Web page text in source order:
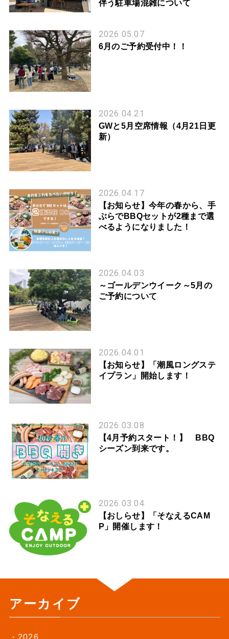
伴う駐車場混雑について
2026.05.07
6月のご予約受付中！！
2026.04.21
GWと5月空席情報（4月21日更
新）
2026.04.17
【お知らせ】今年の春から、手
ぶらでBBQセットが2種まで選
べるようになりました！
2026.04.03
～ゴールデンウイーク～5月の
ご予約について
2026.04.01
【お知らせ】「潮風ロングステ
イプラン」開始します！
2026.03.08
【4月予約スタート！】 BBQ
シーズン到来です。
2026.03.04
【おしらせ】「そなえるCAM
P」開催します！
アーカイブ
2026